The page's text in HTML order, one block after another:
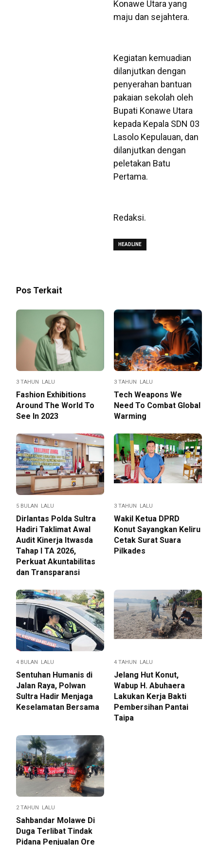
Konawe Utara yang
maju dan sejahtera.
Kegiatan kemuadian
dilanjutkan dengan
penyerahan bantuan
pakaian sekolah oleh
Bupati Konawe Utara
kepada Kepala SDN 03
Lasolo Kepulauan, dan
dilanjutkan dengan
peletakan Batu
Pertama.
Redaksi.
HEADLINE
Pos Terkait
3 TAHUN LALU
Fashion Exhibitions
Around The World To
See In 2023
3 TAHUN LALU
Tech Weapons We
Need To Combat Global
Warming
5 BULAN LALU
Dirlantas Polda Sultra
Hadiri Taklimat Awal
Audit Kinerja Itwasda
Tahap I TA 2026,
Perkuat Akuntabilitas
dan Transparansi
3 TAHUN LALU
Wakil Ketua DPRD
Konut Sayangkan Keliru
Cetak Surat Suara
Pilkades
4 BULAN LALU
Sentuhan Humanis di
Jalan Raya, Polwan
Sultra Hadir Menjaga
Keselamatan Bersama
4 TAHUN LALU
Jelang Hut Konut,
Wabup H. Abuhaera
Lakukan Kerja Bakti
Pembersihan Pantai
Taipa
2 TAHUN LALU
Sahbandar Molawe Di
Duga Terlibat Tindak
Pidana Penjualan Ore